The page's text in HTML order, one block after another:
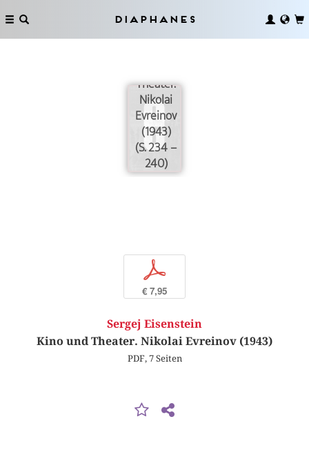
Diaphanes
Theater.
Nikolai
Evreinov
(1943)
(S. 234 –
240)
p
€ 7,95
Sergej Eisenstein
Kino und Theater. Nikolai Evreinov (1943)
PDF, 7 Seiten